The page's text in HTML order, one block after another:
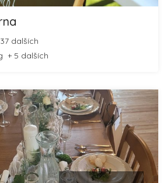
dalších
+ 5 dalších